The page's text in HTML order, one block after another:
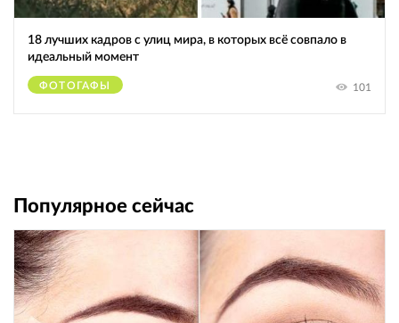
18 лучших кадров с улиц мира, в которых всё совпало в
идеальный момент
ФОТОГАФЫ 101
Популярное сейчас